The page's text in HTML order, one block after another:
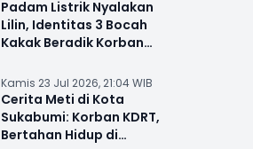
Padam Listrik Nyalakan
Lilin, Identitas 3 Bocah
Kakak Beradik Korban
Kamis 23 Jul 2026, 21:04 WIB
Cerita Meti di Kota
Sukabumi: Korban KDRT,
Bertahan Hidup di